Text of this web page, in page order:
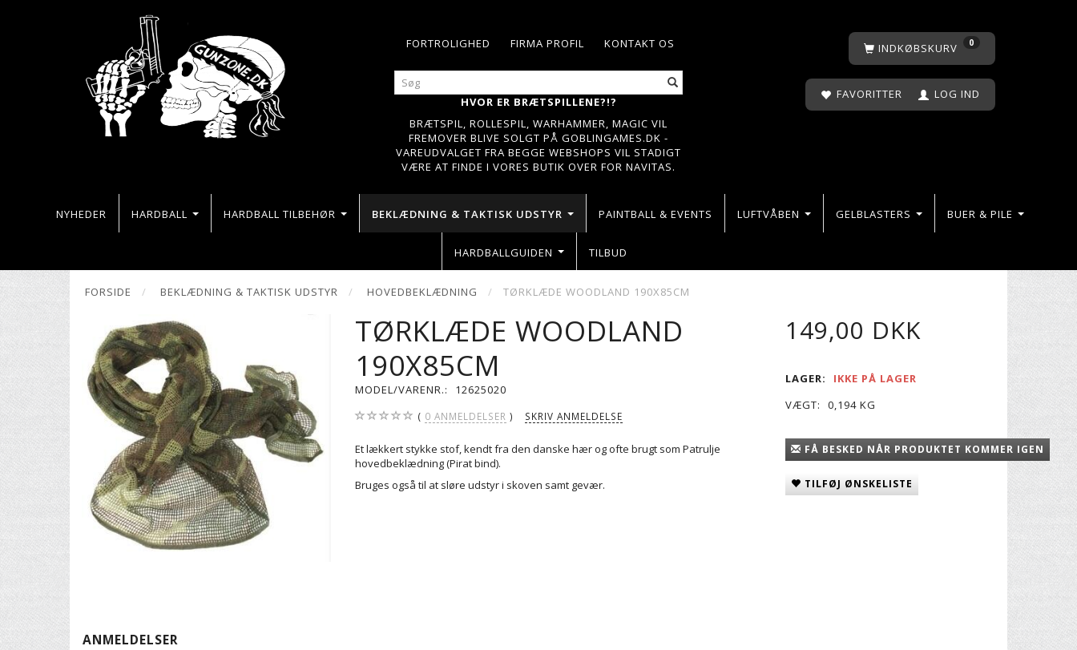
KONTAKT OS
FIRMA PROFIL
FORTROLIGHED
HVOR ER BRÆTSPILLENE?!?
BRÆTSPIL, ROLLESPIL, WARHAMMER, MAGIC VIL
FREMOVER BLIVE SOLGT PÅ GOBLINGAMES.DK -
VAREUDVALGET FRA BEGGE WEBSHOPS VIL STADIGT
VÆRE AT FINDE I VORES BUTIK OVER FOR NAVITAS.
INDKØBSKURV 0
FAVORITTER LOG IND
NYHEDER HARDBALL HARDBALL TILBEHØR BEKLÆDNING & TAKTISK UDSTYR PAINTBALL & EVENTS LUFTVÅBEN GELBLASTERS BUER & PILE
HARDBALLGUIDEN TILBUD
FORSIDE BEKLÆDNING & TAKTISK UDSTYR HOVEDBEKLÆDNING TØRKLÆDE WOODLAND 190X85CM
TØRKLÆDE WOODLAND
190X85CM
MODEL/VARENR.: 12625020
0 ANMELDELSER SKRIV ANMELDELSE
Et lækkert stykke stof, kendt fra den danske hær og ofte brugt som Patrulje
hovedbeklædning (Pirat bind).
Bruges også til at sløre udstyr i skoven samt gevær.
149,00 DKK
LAGER:
IKKE PÅ LAGER
VÆGT:
0,194 KG
FÅ BESKED NÅR PRODUKTET KOMMER IGEN
TILFØJ ØNSKELISTE
ANMELDELSER